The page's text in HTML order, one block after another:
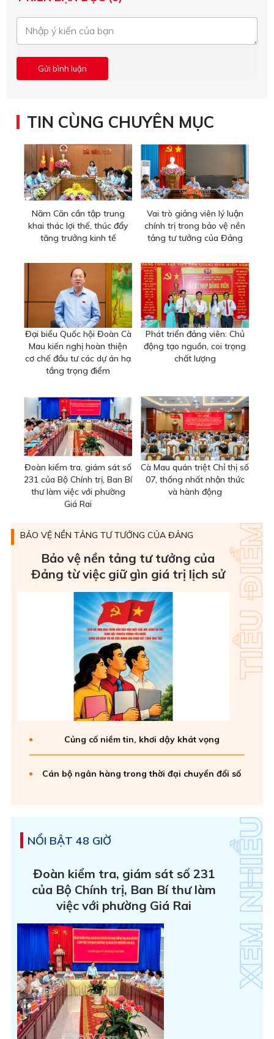
TIN CÙNG CHUYÊN MỤC
Năm Căn cần tập trung
khai thác lợi thế, thúc đẩy
tăng trưởng kinh tế
Vai trò giảng viên lý luận
chính trị trong bảo vệ nền
tảng tư tưởng của Đảng
Đại biểu Quốc hội Đoàn Cà
Mau kiến nghị hoàn thiện
cơ chế đầu tư các dự án hạ
tầng trọng điểm
Phát triển đảng viên: Chủ
động tạo nguồn, coi trọng
chất lượng
Đoàn kiểm tra, giám sát số
231 của Bộ Chính trị, Ban Bí
thư làm việc với phường
Giá Rai
Cà Mau quán triệt Chỉ thị số
07, thống nhất nhận thức
và hành động
BẢO VỆ NỀN TẢNG TƯ TƯỞNG CỦA ĐẢNG
Bảo vệ nền tảng tư tưởng của
Ðảng từ việc giữ gìn giá trị lịch sử
Củng cố niềm tin, khơi dậy khát vọng
Cán bộ ngân hàng trong thời đại chuyển đổi số
NỔI BẬT 48 GIỜ
Đoàn kiểm tra, giám sát số 231
của Bộ Chính trị, Ban Bí thư làm
việc với phường Giá Rai